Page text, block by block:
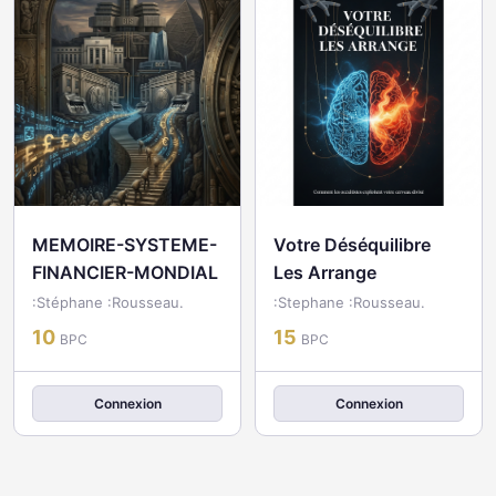
MEMOIRE-SYSTEME-
FINANCIER-MONDIAL
:Stéphane :Rousseau.
10 BPC
Connexion
Votre Déséquilibre
Les Arrange
:Stephane :Rousseau.
15 BPC
Connexion